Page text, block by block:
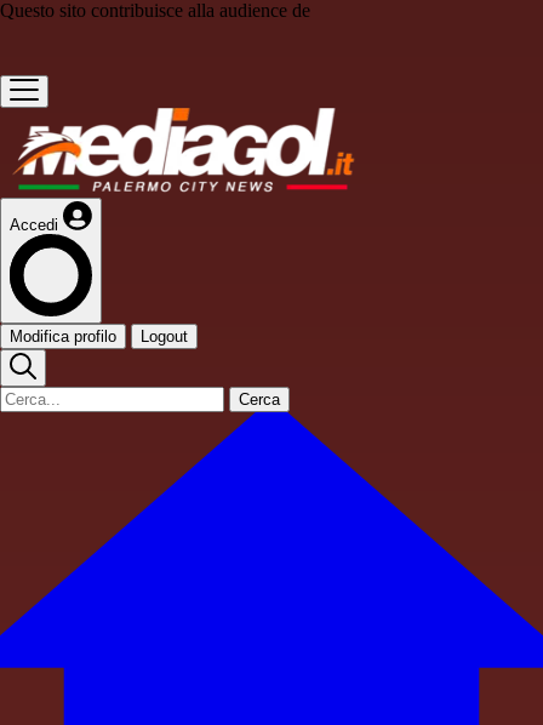
Questo sito contribuisce alla audience de
Accedi
Modifica profilo Logout
Cerca